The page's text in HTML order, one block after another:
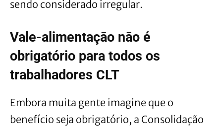
sendo considerado irregular.
Vale-alimentação não é
obrigatório para todos os
trabalhadores CLT
Embora muita gente imagine que o
benefício seja obrigatório, a Consolidação